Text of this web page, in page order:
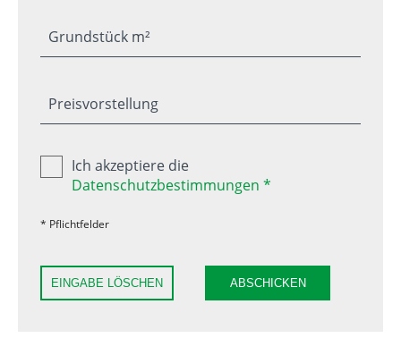
Grundstück m²
Preisvorstellung
Ich akzeptiere die
Datenschutzbestimmungen *
* Pflichtfelder
EINGABE LÖSCHEN ABSCHICKEN